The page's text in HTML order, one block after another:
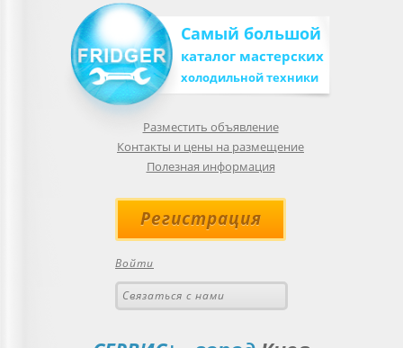
Самый большой
каталог мастерских
холодильной техники
Разместить объявление
Контакты и цены на размещение
Полезная информация
Регистрация
Войти
Связаться с нами